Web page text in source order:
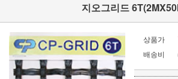
지오그리드
상품가
배송비